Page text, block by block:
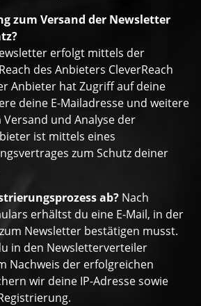
zum Versand der Newsletter
erfolgt mittels der
des Anbieters CleverReach
Anbieter hat Zugriff auf deine
deine E-Mailadresse und weitere
und Analyse der
ist mittels eines
zum Schutz deiner
ab? Nach
erhältst du eine E-Mail, in der
Newsletter bestätigen musst.
in den Newsletterverteiler
Nachweis der erfolgreichen
wir deine IP-Adresse sowie